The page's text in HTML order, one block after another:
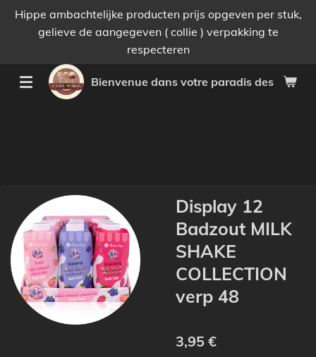
Passer
principal
Bienvenue dans votre paradis des
Hippe ambachtelijke producten prijs opgeven per stuk,
gelieve de aangegeven ( collie ) verpakking te
respecteren
Display 12
Badzout MILK
SHAKE
COLLECTION
verp 48
3,95 €